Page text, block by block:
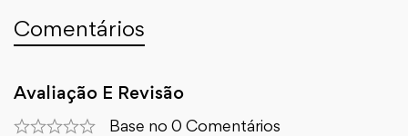
Comentários
Avaliação E Revisão
Base no 0 Comentários